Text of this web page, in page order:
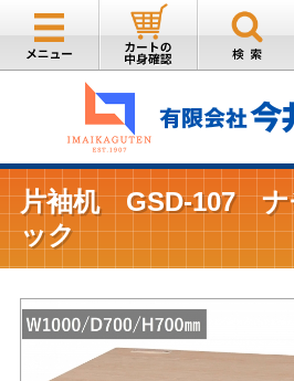
片袖机 GSD-107 ナ
ック